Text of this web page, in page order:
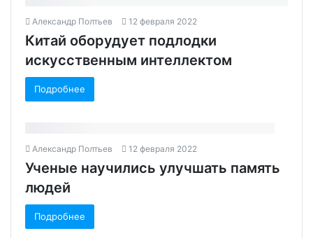
Александр Полтьев 12 февраля 2022
Китай оборудует подлодки
искусственным интеллектом
Подробнее
Александр Полтьев 12 февраля 2022
Ученые научились улучшать память
людей‍
Подробнее